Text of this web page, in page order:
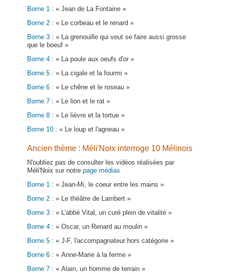
Borne 1 : « Jean de La Fontaine »
Borne 2 : « Le corbeau et le renard »
Borne 3 : « La grenouille qui veut se faire aussi grosse
que le boeuf »
Borne 4 : « La poule aux oeufs d'or »
Borne 5 : « La cigale et la fourmi »
Borne 6 : « Le chêne et le roseau »
Borne 7 : « Le lion et le rat »
Borne 8 : « Le lièvre et la tortue »
Borne 10 : « Le loup et l'agneau »
Ancien thème : Méli'Noix interroge 10 Mélinois
N'oubliez pas de consulter les vidéos réalisées par
Méli'Noix sur notre page médias
Borne 1 : « Jean-Mi, le coeur entre les mains »
Borne 2 : « Le théâtre de Lambert »
Borne 3 : « L'abbé Vital, un curé plein de vitalité »
Borne 4 : « Oscar, un Renard au moulin »
Borne 5 : « J-F, l'accompagnateur hors catégorie »
Borne 6 : « Anne-Marie à la ferme »
Borne 7 : « Alain, un homme de terrain »